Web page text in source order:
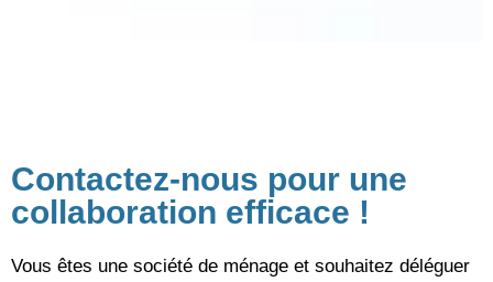
Contactez-nous pour une
collaboration efficace !
Vous êtes une société de ménage et souhaitez déléguer